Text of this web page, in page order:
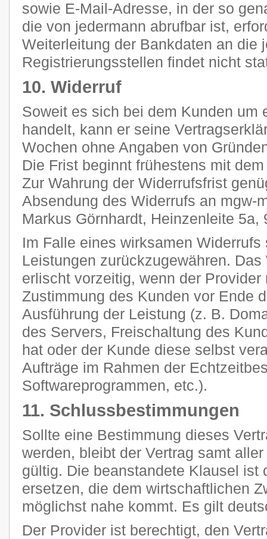
sowie E-Mail-Adresse, in der so
die von jedermann abrufbar ist,
Weiterleitung der Bankdaten an die
Registrierungsstellen findet nicht
10. Widerruf
Soweit es sich bei dem Kunden um
handelt, kann er seine
Wochen ohne Angaben von
Die Frist beginnt frühestens mit
Zur Wahrung der Widerrufsfrist
Absendung des Widerrufs an mgw-
Markus Görnhardt, Heinzenleite 5a,
Im Falle eines wirksamen
Leistungen zurückzugewähren.
erlischt vorzeitig, wenn der
Zustimmung des Kunden vor Ende
Ausführung der Leistung (z. B.
des Servers, Freischaltung des
hat oder der Kunde diese selbst
Aufträge im Rahmen der
Softwareprogrammen, etc.).
11. Schlussbestimmungen
Sollte eine Bestimmung dieses
werden, bleibt der Vertrag samt
gültig. Die beanstandete Klausel ist
ersetzen, die dem wirtschaftlichen
möglichst nahe kommt. Es gilt
Der Provider ist berechtigt, den